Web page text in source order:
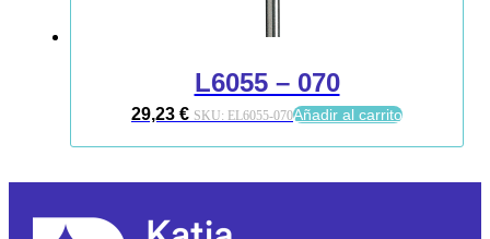
L6055 – 070
29,23 € SKU: EL6055-070Añadir al carrito